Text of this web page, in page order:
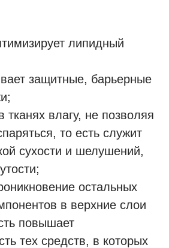
липидный
защитные, барьерные
тканях влагу, не позволяя
то есть служит
сухости и шелушений,
остальных
в верхние слои
повышает
тех средств, в которых